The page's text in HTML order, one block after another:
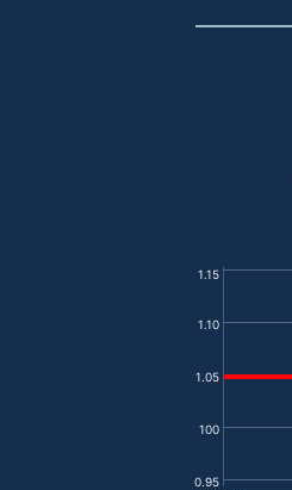
0.95
100
1.05
1.10
1.15